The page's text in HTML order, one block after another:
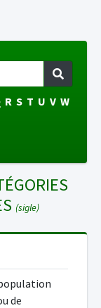
R S T U V W
(sigle)
de